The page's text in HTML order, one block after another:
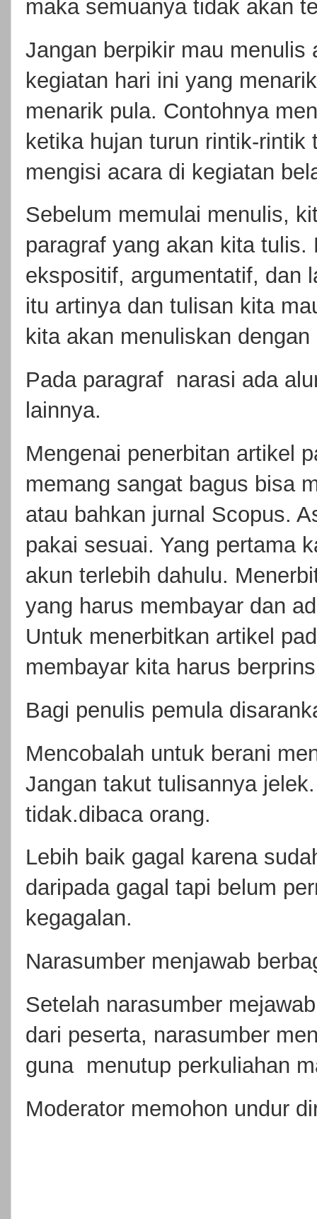
maka semuanya tidak akan
Jangan berpikir mau menulis
kegiatan hari ini yang
menarik pula. Contohnya
ketika hujan turun rintik-
mengisi acara di kegiatan
Sebelum memulai menulis,
paragraf yang akan kita
ekspositif, argumentatif, dan
itu artinya dan tulisan kita
kita akan menuliskan
Pada paragraf narasi ada
lainnya.
Mengenai penerbitan artikel
memang sangat bagus bisa
atau bahkan jurnal Scopus.
pakai sesuai. Yang pertama
akun terlebih dahulu.
yang harus membayar dan
Untuk menerbitkan artikel
membayar kita harus
Bagi penulis pemula
Mencobalah untuk berani
Jangan takut tulisannya
tidak.dibaca orang.
Lebih baik gagal karena
daripada gagal tapi belum
kegagalan.
Narasumber menjawab
Setelah narasumber
dari peserta, narasumber
guna menutup perkuliahan
Moderator memohon undur